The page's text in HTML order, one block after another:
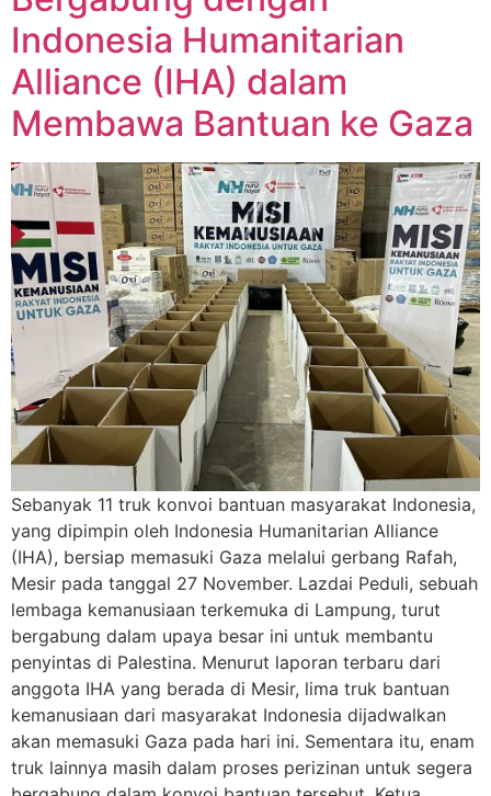
Indonesia Humanitarian
Alliance (IHA) dalam
Membawa Bantuan ke Gaza
Sebanyak 11 truk konvoi bantuan masyarakat Indonesia,
yang dipimpin oleh Indonesia Humanitarian Alliance
(IHA), bersiap memasuki Gaza melalui gerbang Rafah,
Mesir pada tanggal 27 November. Lazdai Peduli, sebuah
lembaga kemanusiaan terkemuka di Lampung, turut
bergabung dalam upaya besar ini untuk membantu
penyintas di Palestina. Menurut laporan terbaru dari
anggota IHA yang berada di Mesir, lima truk bantuan
kemanusiaan dari masyarakat Indonesia dijadwalkan
akan memasuki Gaza pada hari ini. Sementara itu, enam
truk lainnya masih dalam proses perizinan untuk segera